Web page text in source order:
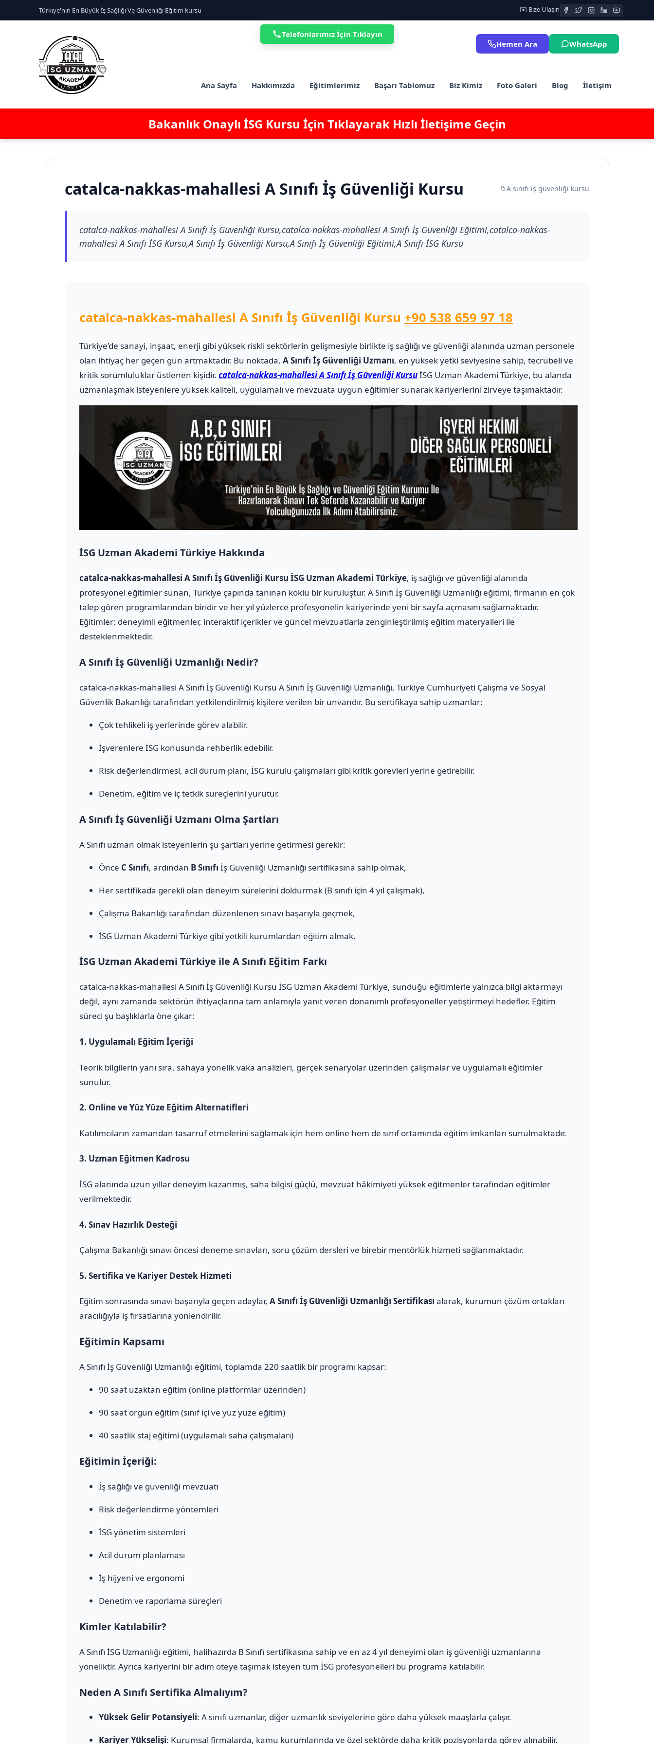
Türkiye'nin En Büyük İş Sağlığı Ve Güvenliği Eğitim kursu ✉️ Bize Ulaşın
Ana Sayfa Hakkımızda Eğitimlerimiz Başarı Tablomuz Biz Kimiz Foto Galeri Blog İletişim
Hemen Ara WhatsApp
Bakanlık Onaylı İSG Kursu İçin Tıklayarak Hızlı İletişime Geçin
catalca-nakkas-mahallesi A Sınıfı İş Güvenliği Kursu 📁A sınıfı iş güvenliği kursu
catalca-nakkas-mahallesi A Sınıfı İş Güvenliği Kursu,catalca-nakkas-mahallesi A Sınıfı İş Güvenliği Eğitimi,catalca-nakkas-
mahallesi A Sınıfı İSG Kursu,A Sınıfı İş Güvenliği Kursu,A Sınıfı İş Güvenliği Eğitimi,A Sınıfı İSG Kursu
catalca-nakkas-mahallesi A Sınıfı İş Güvenliği Kursu +90 538 659 97 18
Türkiye’de sanayi, inşaat, enerji gibi yüksek riskli sektörlerin gelişmesiyle birlikte iş sağlığı ve güvenliği alanında uzman personele
olan ihtiyaç her geçen gün artmaktadır. Bu noktada, A Sınıfı İş Güvenliği Uzmanı, en yüksek yetki seviyesine sahip, tecrübeli ve
kritik sorumluluklar üstlenen kişidir. catalca-nakkas-mahallesi A Sınıfı İş Güvenliği KursuİSG Uzman Akademi Türkiye, bu alanda
uzmanlaşmak isteyenlere yüksek kaliteli, uygulamalı ve mevzuata uygun eğitimler sunarak kariyerlerini zirveye taşımaktadır.
İSG Uzman Akademi Türkiye Hakkında
catalca-nakkas-mahallesi A Sınıfı İş Güvenliği Kursu İSG Uzman Akademi Türkiye, iş sağlığı ve güvenliği alanında
profesyonel eğitimler sunan, Türkiye çapında tanınan köklü bir kuruluştur. A Sınıfı İş Güvenliği Uzmanlığı eğitimi, firmanın en çok
talep gören programlarından biridir ve her yıl yüzlerce profesyonelin kariyerinde yeni bir sayfa açmasını sağlamaktadır.
Eğitimler; deneyimli eğitmenler, interaktif içerikler ve güncel mevzuatlarla zenginleştirilmiş eğitim materyalleri ile
desteklenmektedir.
A Sınıfı İş Güvenliği Uzmanlığı Nedir?
catalca-nakkas-mahallesi A Sınıfı İş Güvenliği Kursu A Sınıfı İş Güvenliği Uzmanlığı, Türkiye Cumhuriyeti Çalışma ve Sosyal
Güvenlik Bakanlığı tarafından yetkilendirilmiş kişilere verilen bir unvandır. Bu sertifikaya sahip uzmanlar:
Çok tehlikeli iş yerlerinde görev alabilir.
İşverenlere İSG konusunda rehberlik edebilir.
Risk değerlendirmesi, acil durum planı, İSG kurulu çalışmaları gibi kritik görevleri yerine getirebilir.
Denetim, eğitim ve iç tetkik süreçlerini yürütür.
A Sınıfı İş Güvenliği Uzmanı Olma Şartları
A Sınıfı uzman olmak isteyenlerin şu şartları yerine getirmesi gerekir:
Önce C Sınıfı, ardından B Sınıfı İş Güvenliği Uzmanlığı sertifikasına sahip olmak,
Her sertifikada gerekli olan deneyim sürelerini doldurmak (B sınıfı için 4 yıl çalışmak),
Çalışma Bakanlığı tarafından düzenlenen sınavı başarıyla geçmek,
İSG Uzman Akademi Türkiye gibi yetkili kurumlardan eğitim almak.
İSG Uzman Akademi Türkiye ile A Sınıfı Eğitim Farkı
catalca-nakkas-mahallesi A Sınıfı İş Güvenliği Kursu İSG Uzman Akademi Türkiye, sunduğu eğitimlerle yalnızca bilgi aktarmayı
değil, aynı zamanda sektörün ihtiyaçlarına tam anlamıyla yanıt veren donanımlı profesyoneller yetiştirmeyi hedefler. Eğitim
süreci şu başlıklarla öne çıkar:
1. Uygulamalı Eğitim İçeriği
Teorik bilgilerin yanı sıra, sahaya yönelik vaka analizleri, gerçek senaryolar üzerinden çalışmalar ve uygulamalı eğitimler
sunulur.
2. Online ve Yüz Yüze Eğitim Alternatifleri
Katılımcıların zamandan tasarruf etmelerini sağlamak için hem online hem de sınıf ortamında eğitim imkanları sunulmaktadır.
3. Uzman Eğitmen Kadrosu
İSG alanında uzun yıllar deneyim kazanmış, saha bilgisi güçlü, mevzuat hâkimiyeti yüksek eğitmenler tarafından eğitimler
verilmektedir.
4. Sınav Hazırlık Desteği
Çalışma Bakanlığı sınavı öncesi deneme sınavları, soru çözüm dersleri ve birebir mentörlük hizmeti sağlanmaktadır.
5. Sertifika ve Kariyer Destek Hizmeti
Eğitim sonrasında sınavı başarıyla geçen adaylar, A Sınıfı İş Güvenliği Uzmanlığı Sertifikası alarak, kurumun çözüm ortakları
aracılığıyla iş fırsatlarına yönlendirilir.
Eğitimin Kapsamı
A Sınıfı İş Güvenliği Uzmanlığı eğitimi, toplamda 220 saatlik bir programı kapsar:
90 saat uzaktan eğitim (online platformlar üzerinden)
90 saat örgün eğitim (sınıf içi ve yüz yüze eğitim)
40 saatlik staj eğitimi (uygulamalı saha çalışmaları)
Eğitimin İçeriği:
İş sağlığı ve güvenliği mevzuatı
Risk değerlendirme yöntemleri
İSG yönetim sistemleri
Acil durum planlaması
İş hijyeni ve ergonomi
Denetim ve raporlama süreçleri
Kimler Katılabilir?
A Sınıfı İSG Uzmanlığı eğitimi, halihazırda B Sınıfı sertifikasına sahip ve en az 4 yıl deneyimi olan iş güvenliği uzmanlarına
yöneliktir. Ayrıca kariyerini bir adım öteye taşımak isteyen tüm İSG profesyonelleri bu programa katılabilir.
Neden A Sınıfı Sertifika Almalıyım?
Yüksek Gelir Potansiyeli: A sınıfı uzmanlar, diğer uzmanlık seviyelerine göre daha yüksek maaşlarla çalışır.
Kariyer Yükselişi: Kurumsal firmalarda, kamu kurumlarında ve özel sektörde daha kritik pozisyonlarda görev alınabilir.
Telefonlarımız İçin Tıklayın